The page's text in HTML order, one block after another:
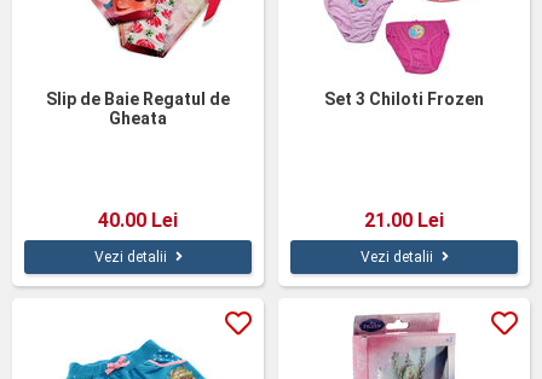
Slip de Baie Regatul de
Gheata
40.00 Lei
Vezi detalii
Set 3 Chiloti Frozen
21.00 Lei
Vezi detalii